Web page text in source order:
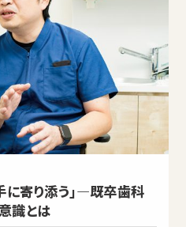
に寄り添う」―既卒歯科
識とは